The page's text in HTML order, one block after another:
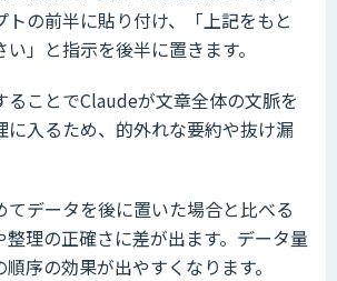
トの前半に貼り付け、「上記をもと
」と指示を後半に置きます。
ることでClaudeが文章全体の文脈を
に入るため、的外れな要約や抜け漏
てデータを後に置いた場合と比べる
整理の正確さに差が出ます。データ量
序の効果が出やすくなります。